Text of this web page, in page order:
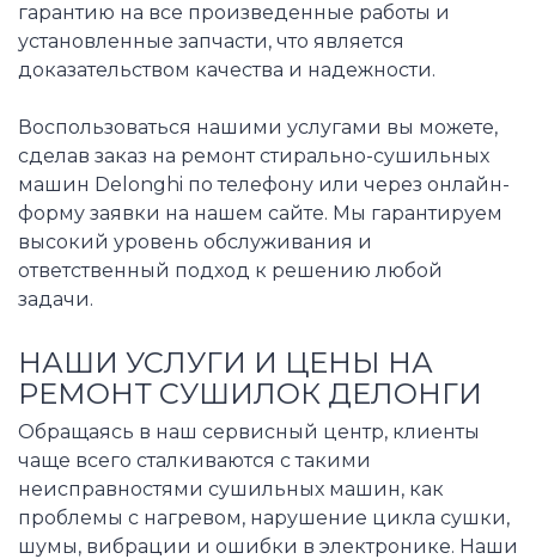
гарантию на все произведенные работы и
установленные запчасти, что является
доказательством качества и надежности.
Воспользоваться нашими услугами вы можете,
сделав заказ на ремонт стирально-сушильных
машин Delonghi по телефону или через онлайн-
форму заявки на нашем сайте. Мы гарантируем
высокий уровень обслуживания и
ответственный подход к решению любой
задачи.
НАШИ УСЛУГИ И ЦЕНЫ НА
РЕМОНТ СУШИЛОК ДЕЛОНГИ
Обращаясь в наш сервисный центр, клиенты
чаще всего сталкиваются с такими
неисправностями сушильных машин, как
проблемы с нагревом, нарушение цикла сушки,
шумы, вибрации и ошибки в электронике. Наши